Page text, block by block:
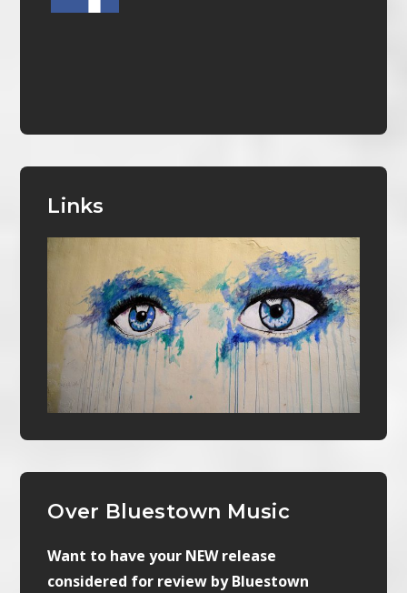
Links
Over Bluestown Music
Want to have your NEW release
considered for review by Bluestown